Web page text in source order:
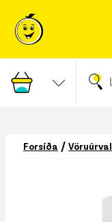
Forsíða / Vöruúrval